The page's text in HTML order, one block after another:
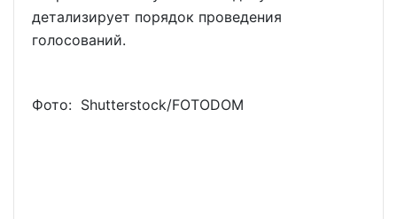
детализирует порядок проведения
голосований.
Фото: Shutterstoсk/FOTODOM